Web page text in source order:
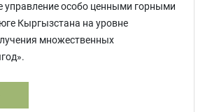
управление особо ценными горными
Кыргызстана на уровне
множественных